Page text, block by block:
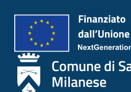
Comune di
Milanese